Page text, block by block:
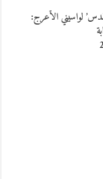
لواسيني الأعرج: